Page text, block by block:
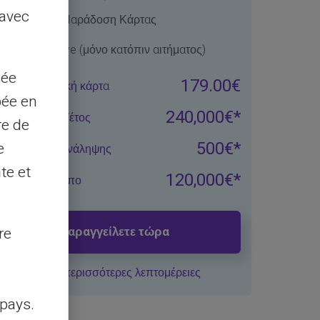
Δωρεάν Παράδοση Κάρτας
MyReserve (μόνο κατόπιν αιτήματος)
φυσική κάρτα 179.00€
φορτίο/έτος 240,000€*
ανά ΑΤΜ ανάληψης 500€*
υπόλοιπο 120,000€*
Παραγγείλετε τώρα
ή δείτε περισσότερες λεπτομέρειες
en
de
et